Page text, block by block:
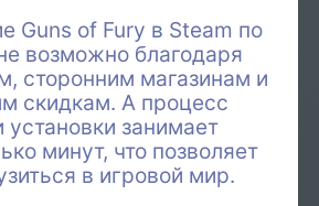
Guns of Fury в Steam по
возможно благодаря
сторонним магазинам и
скидкам. А процесс
установки занимает
минут, что позволяет
в игровой мир.